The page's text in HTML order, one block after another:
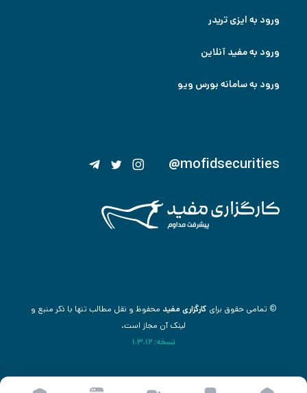
@mofidsecurities
ورود به ایزی تریدر
ورود به مفید آنلاین
ورود به سامانه بورس ویو
© تمامی حقوق برای کارگزاری مفید محفوظ و نقل مطالب تنها با ذکر منبع و
لینک آن مجاز است.
نسخه: 1.3.12